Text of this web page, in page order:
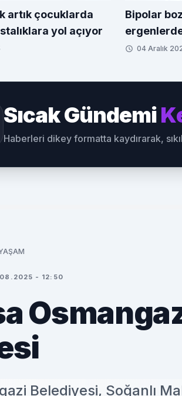
artık çocuklarda
yol açıyor
Bipolar
04 Aralık
Sıcak Gündemi
Haberleri dikey formatta kaydırarak,
- 12:50
Belediyesi, Soğanlı